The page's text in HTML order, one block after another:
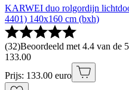
KARWEI duo rolgordijn
4401) 140x160 cm (bxh)
(32)Beoordeeld met 4.4 van de
133.00
Prijs: 133.00 euro